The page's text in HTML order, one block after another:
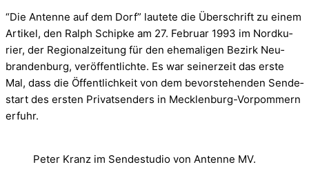
“Die Antenne auf dem Dorf” lau­tete die Über­schrift zu einem
Arti­kel, den Ralph Schipke am 27. Februar 1993 im Nord­ku­
rier, der Regio­nal­zei­tung für den ehe­ma­li­gen Bezirk Neu­
bran­den­burg, ver­öf­fent­lichte. Es war sei­ner­zeit das erste
Mal, dass die Öffent­lich­keit von dem bevor­ste­hen­den Sen­de­
start des ers­ten Pri­vat­sen­ders in Mecklenburg-Vorpommern
erfuhr.
Peter Kranz im Sendestudio von Antenne MV.